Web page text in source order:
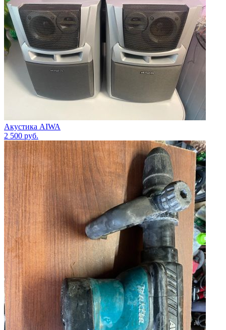
Акустика AIWA
2 500 руб.